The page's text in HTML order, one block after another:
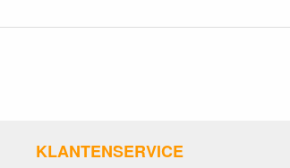
KLANTENSERVICE